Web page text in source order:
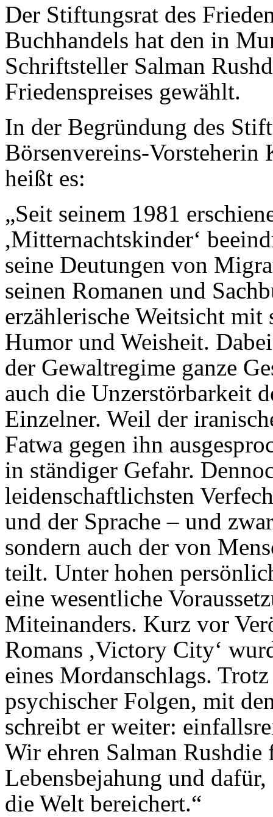
Der Stiftungsrat des
Buchhandels hat den in
Schriftsteller Salman
Friedenspreises gewählt.
In der Begründung des
Börsenvereins-
heißt es:
„Seit seinem 1981
,Mitternachtskinder‘
seine Deutungen von
seinen Romanen und
erzählerische Weitsicht
Humor und Weisheit.
der Gewaltregime ganze
auch die Unzerstörbarkeit
Einzelner. Weil der
Fatwa gegen ihn
in ständiger Gefahr.
leidenschaftlichsten
und der Sprache – und
sondern auch der von
teilt. Unter hohen
eine wesentliche
Miteinanders. Kurz vor
Romans ,Victory City‘
eines Mordanschlags.
psychischer Folgen, mit
schreibt er weiter:
Wir ehren Salman Rushdie
Lebensbejahung und
die Welt bereichert.“